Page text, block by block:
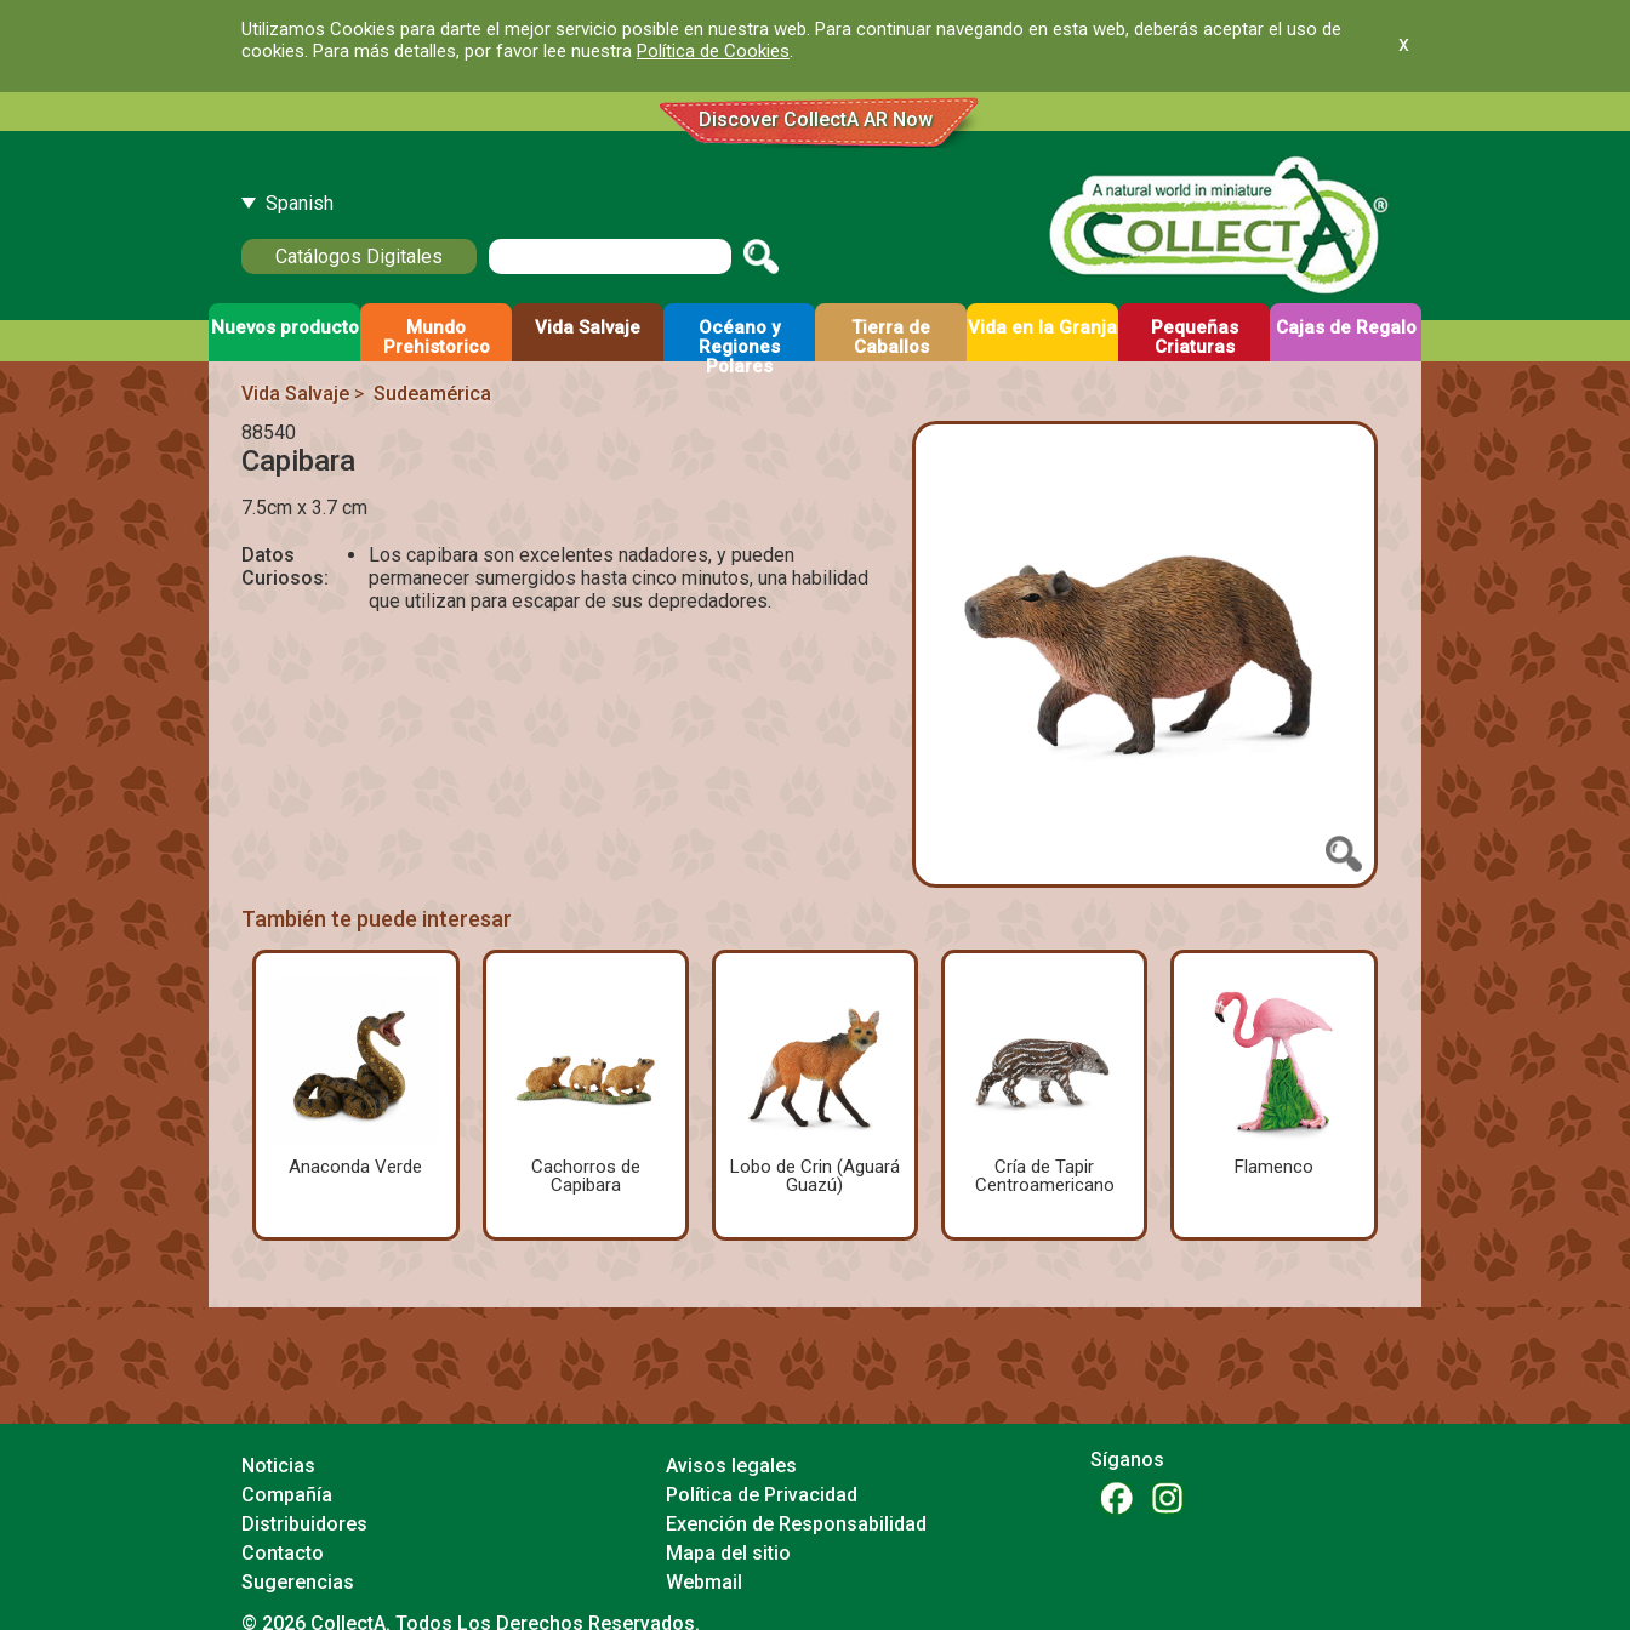
Utilizamos Cookies para darte el mejor servicio posible en nuestra web. Para continuar navegando en esta web, deberás aceptar el uso de
cookies. Para más detalles, por favor lee nuestra Política de Cookies. x
Discover CollectA AR Now
Spanish
Catálogos Digitales
Nuevos producto
Mundo
Prehistorico
Vida Salvaje
Océano y
Regiones
Polares
Tierra de
Caballos
Vida en la Granja
Pequeñas
Criaturas
Cajas de Regalo
Vida Salvaje> Sudeamérica
88540
Capibara
7.5cm x 3.7 cm
Datos
Curiosos:
Los capibara son excelentes nadadores, y pueden
permanecer sumergidos hasta cinco minutos, una habilidad
que utilizan para escapar de sus depredadores.
También te puede interesar
Anaconda Verde
Cachorros de
Capibara
Lobo de Crin (Aguará
Guazú)
Cría de Tapir
Centroamericano
Flamenco
Noticias
Compañía
Distribuidores
Contacto
Sugerencias
Avisos legales
Política de Privacidad
Exención de Responsabilidad
Mapa del sitio
Webmail
Síganos
© 2026 CollectA. Todos Los Derechos Reservados.